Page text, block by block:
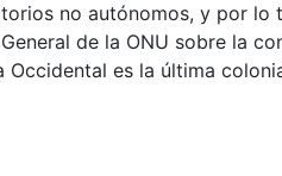
no autónomos, y por lo
de la ONU sobre la
Occidental es la última